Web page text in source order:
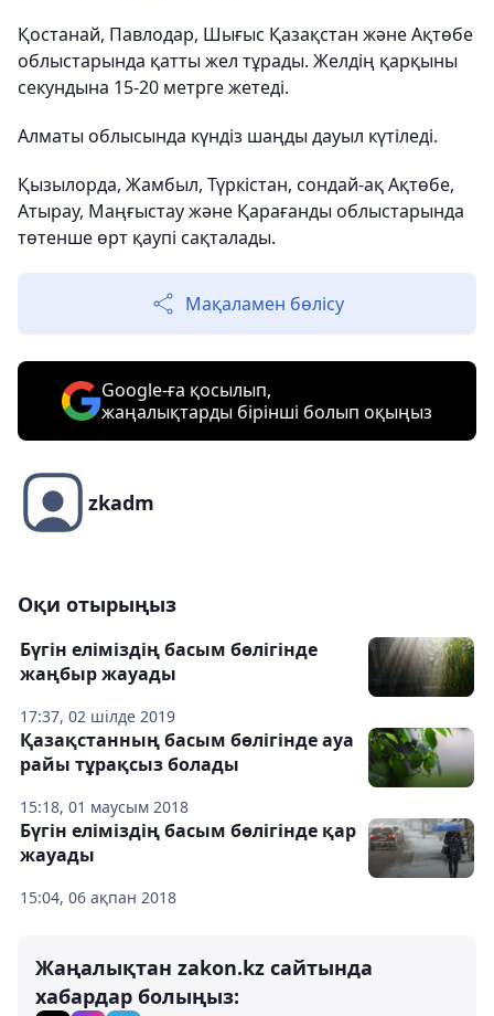
Қостанай, Павлодар, Шығыс Қазақстан және Ақтөбе
облыстарында қатты жел тұрады. Желдің қарқыны
секундына 15-20 метрге жетеді.
Алматы облысында күндіз шаңды дауыл күтіледі.
Қызылорда, Жамбыл, Түркістан, сондай-ақ Ақтөбе,
Атырау, Маңғыстау және Қарағанды облыстарында
төтенше өрт қаупі сақталады.
Мақаламен бөлісу
Google-ға қосылып,
жаңалықтарды бірінші болып оқыңыз
zkadm
Оқи отырыңыз
17:37, 02 шілде 2019
Бүгін еліміздің басым бөлігінде
жаңбыр жауады
15:18, 01 маусым 2018
Қазақстанның басым бөлігінде ауа
райы тұрақсыз болады
15:04, 06 ақпан 2018
Бүгін еліміздің басым бөлігінде қар
жауады
Жаңалықтан zakon.kz сайтында
хабардар болыңыз: